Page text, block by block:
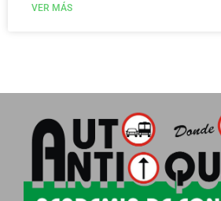
VER MÁS